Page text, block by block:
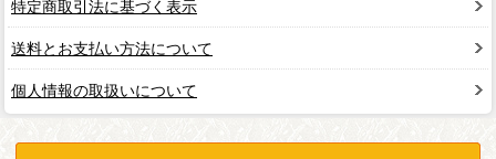
特定商取引法に基づく表示
送料とお支払い方法について
個人情報の取扱いについて